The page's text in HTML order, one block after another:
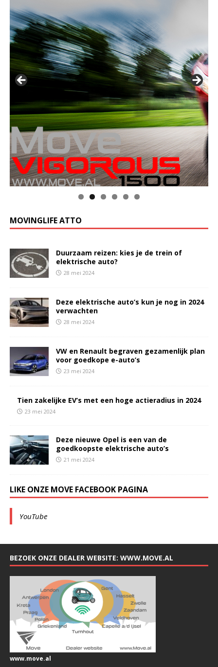
MOVINGLIFE ATTO
Duurzaam reizen: kies je de trein of
elektrische auto?
28 mei 2024
Deze elektrische auto’s kun je nog in 2024
verwachten
28 mei 2024
VW en Renault begraven gezamenlijk plan
voor goedkope e-auto’s
23 mei 2024
Tien zakelijke EV’s met een hoge actieradius in 2024
23 mei 2024
Deze nieuwe Opel is een van de
goedkoopste elektrische auto’s
21 mei 2024
LIKE ONZE MOVE FACEBOOK PAGINA
YouTube
BEZOEK ONZE DEALER WEBSITE: WWW.MOVE.AL
www.move.al